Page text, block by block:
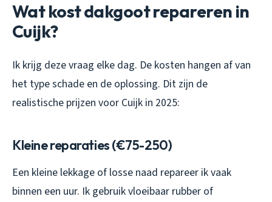
Wat kost dakgoot repareren in
Cuijk?
Ik krijg deze vraag elke dag. De kosten hangen af van
het type schade en de oplossing. Dit zijn de
realistische prijzen voor Cuijk in 2025:
Kleine reparaties (€75-250)
Een kleine lekkage of losse naad repareer ik vaak
binnen een uur. Ik gebruik vloeibaar rubber of